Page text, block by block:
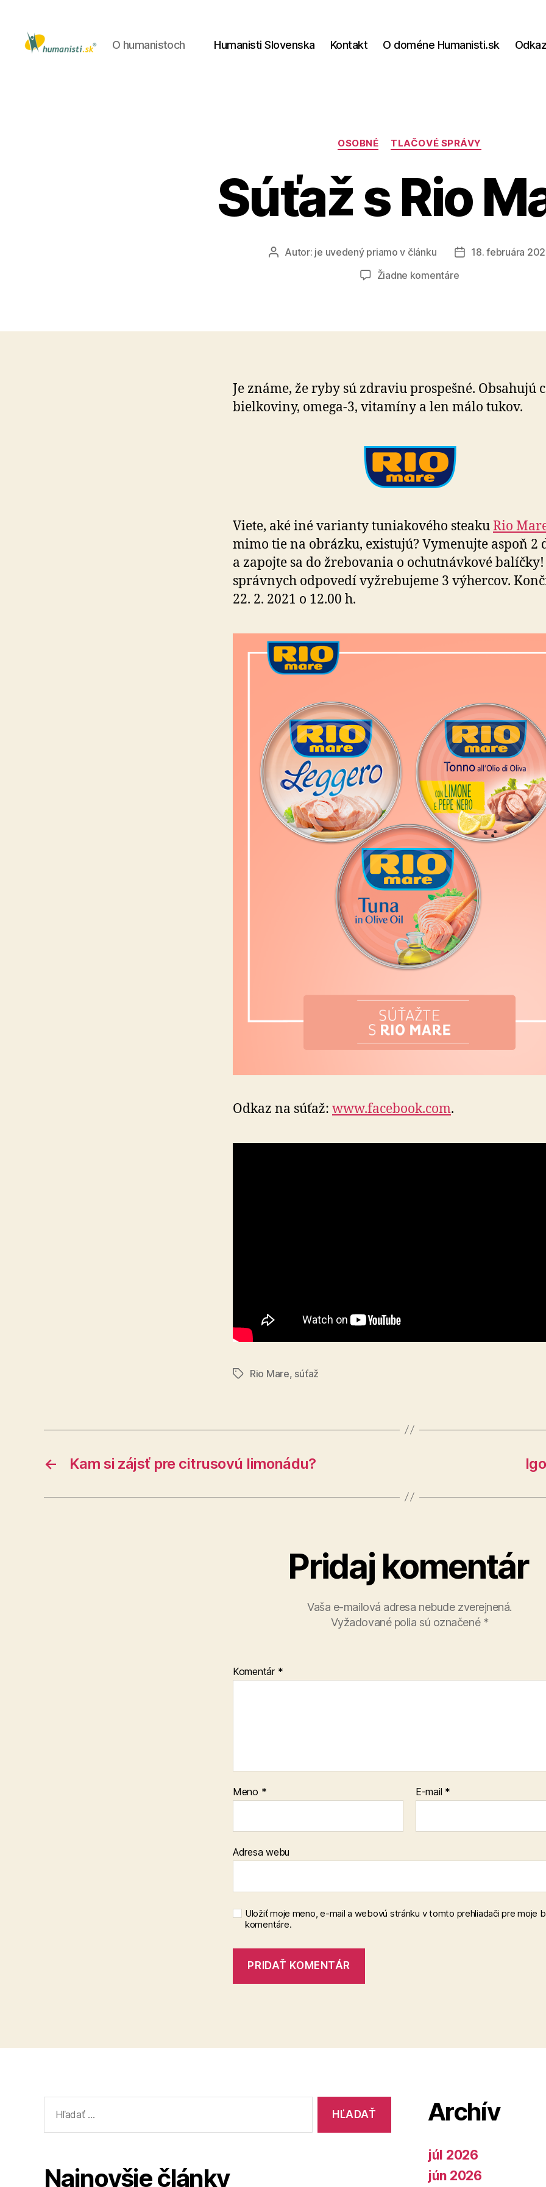
O humanistoch Humanisti Slovenska Kontakt O doméne Humanisti.sk
Kategórie
OSOBNÉ TLAČOVÉ SPRÁVY
Súťaž s Rio
AutorAutor: je uvedený priamo v článku
Dátum
18. februára
Žiadne komentárena
Mare
Je známe, že ryby sú zdraviu prospešné. Obsahujú
bielkoviny, omega-3, vitamíny a len málo tukov.
Viete, aké iné varianty tuniakového steakuRio
mimo tie na obrázku, existujú? Vymenujte aspoň 2
a zapojte sa do žrebovania o ochutnávkové balíčky!
správnych odpovedí vyžrebujeme 3 výhercov.
22. 2. 2021 o 12.00 h.
Odkaz na súťaž: www.facebook.com.
ZnačkyRio Mare, súťaž
← Kam si zájsť pre citrusovú limonádu?
Pridaj komentár
Vaša e-mailová adresa nebude zverejnená.
Vyžadované polia sú označené *
Komentár *
Meno * E-mail *
Adresa webu
Uložiť moje meno, e-mail a webovú stránku v tomto prehliadači pre moje
komentáre.
Najnovšie články
Archív
júl 2026
jún 2026